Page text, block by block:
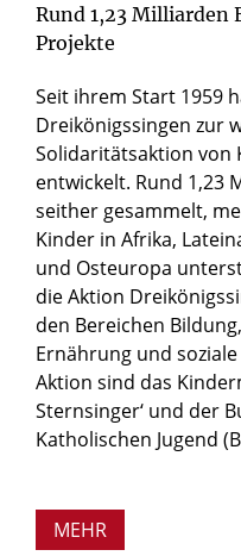
Rund 1,23 Milliarden
Projekte
Seit ihrem Start 1959
Dreikönigssingen zur
Solidaritätsaktion von
entwickelt. Rund 1,23
seither gesammelt,
Kinder in Afrika,
und Osteuropa
die Aktion
den Bereichen
Ernährung und
Aktion sind das
Sternsinger‘ und der
Katholischen Jugend
MEHR